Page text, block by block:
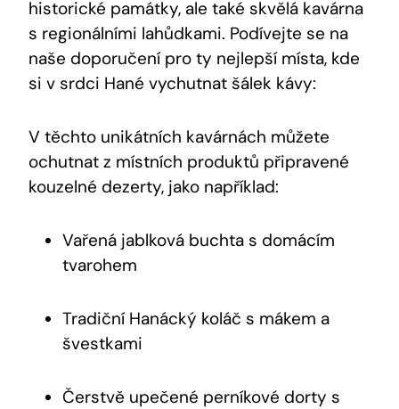
historické památky, ale také skvělá kavárna
s regionálními lahůdkami. Podívejte se na
naše doporučení pro ty nejlepší místa, kde
si v srdci Hané vychutnat šálek kávy:
V těchto unikátních kavárnách můžete
ochutnat z místních produktů připravené
kouzelné dezerty, jako například:
Vařená jablková buchta s domácím
tvarohem
Tradiční Hanácký koláč s mákem a
švestkami
Čerstvě upečené perníkové dorty s